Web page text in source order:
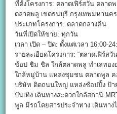
ที่ตั้งโครงการ: ตลาดเฟิร์สวัน ตลาด
ตลาดพลู เขตธนบุรี กรุงเทพมหานค
ประเภทโครงการ: ตลาดกลางคืน
วันที่เปิดให้ขาย: ทุกวัน
เวลา เปิด – ปิด: ตั้งแต่เวลา 16:00-
รายละเอียดโครงการ: “ตลาดเฟิร์ส
ช้อป ชิม ชิล ใกล้ตลาดพลู ทำเลทอ
ใกล้หมู่บ้าน แหล่งชุมชน ตลาดพูล
บริษัท ติดถนนใหญ่ แหล่งช้อปปิ้ง ป้า
บันเทิง เดินทางสะดวกใกล้สถานี
พูล มีรถโดยสารประจำทาง เดินทา